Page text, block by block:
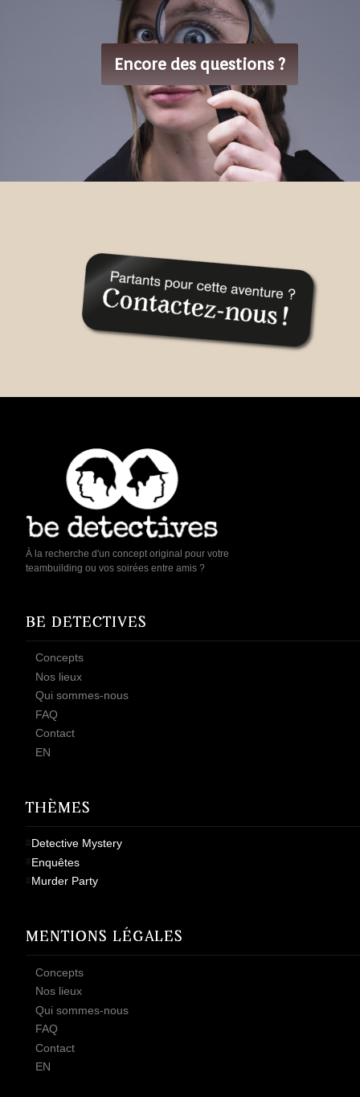
Encore des questions ?
À la recherche d'un concept original pour votre
teambuilding ou vos soirées entre amis ?
BE DETECTIVES
Concepts
Nos lieux
Qui sommes-nous
FAQ
Contact
EN
THÈMES
Detective Mystery
Enquêtes
Murder Party
MENTIONS LÉGALES
Concepts
Nos lieux
Qui sommes-nous
FAQ
Contact
EN